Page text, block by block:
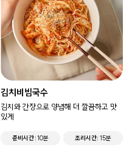
김치비빔국수
김치와 간장으로 양념해 더 깔끔하고 맛
있게
준비시간 10분 조리시간 15분